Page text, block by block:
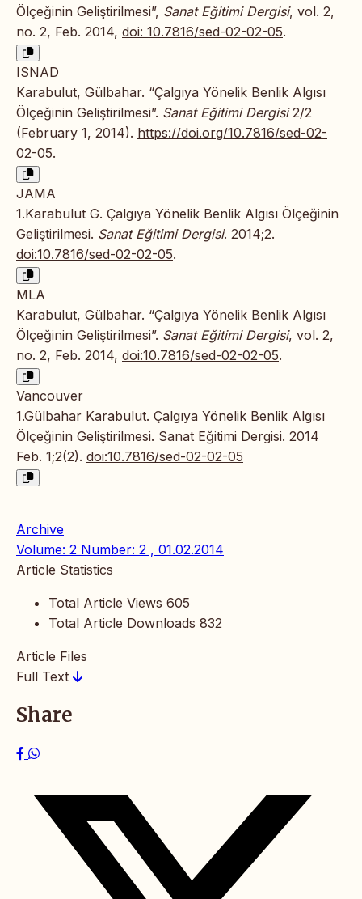
Ölçeğinin Geliştirilmesi”, Sanat Eğitimi Dergisi, vol. 2,
no. 2, Feb. 2014, doi: 10.7816/sed-02-02-05.
ISNAD
Karabulut, Gülbahar. “Çalgıya Yönelik Benlik Algısı
Ölçeğinin Geliştirilmesi”. Sanat Eğitimi Dergisi2/2
(February 1, 2014). https://doi.org/10.7816/sed-02-
02-05.
JAMA
1.Karabulut G. Çalgıya Yönelik Benlik Algısı Ölçeğinin
Geliştirilmesi. Sanat Eğitimi Dergisi. 2014;2.
doi:10.7816/sed-02-02-05.
MLA
Karabulut, Gülbahar. “Çalgıya Yönelik Benlik Algısı
Ölçeğinin Geliştirilmesi”. Sanat Eğitimi Dergisi, vol. 2,
no. 2, Feb. 2014, doi:10.7816/sed-02-02-05.
Vancouver
1.Gülbahar Karabulut. Çalgıya Yönelik Benlik Algısı
Ölçeğinin Geliştirilmesi. Sanat Eğitimi Dergisi. 2014
Feb. 1;2(2). doi:10.7816/sed-02-02-05
Archive
Volume: 2 Number: 2 , 01.02.2014
Article Statistics
Total Article Views 605
Total Article Downloads 832
Article Files
Full Text
Share